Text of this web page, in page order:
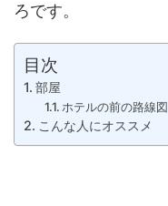
ろです。
目次
部屋
ホテルの前の路線図
こんな人にオススメ